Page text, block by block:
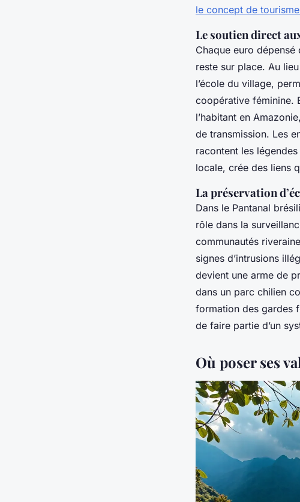
le concept de
Le soutien direct
Chaque euro dépensé
reste sur place. Au
l’école du village,
coopérative féminine.
l’habitant en
de transmission. Les
racontent les
locale, crée des liens
La préservation
Dans le Pantanal
rôle dans la
communautés
signes d’intrusions
devient une arme de
dans un parc chilien
formation des gardes
de faire partie d’un
Où poser ses